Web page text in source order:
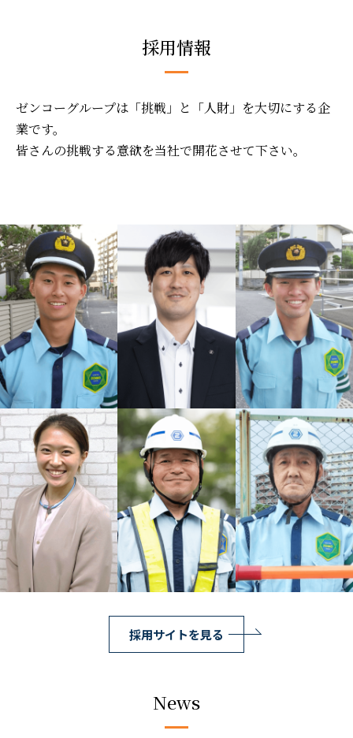
採用情報
ゼンコーグループは「挑戦」と「人財」を大切にする企
業です。
皆さんの挑戦する意欲を当社で開花させて下さい。
採用サイトを見る
News